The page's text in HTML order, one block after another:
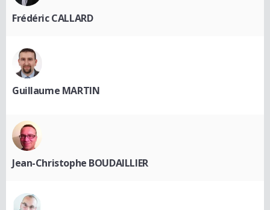
Frédéric CALLARD
Guillaume MARTIN
Jean-Christophe BOUDAILLIER